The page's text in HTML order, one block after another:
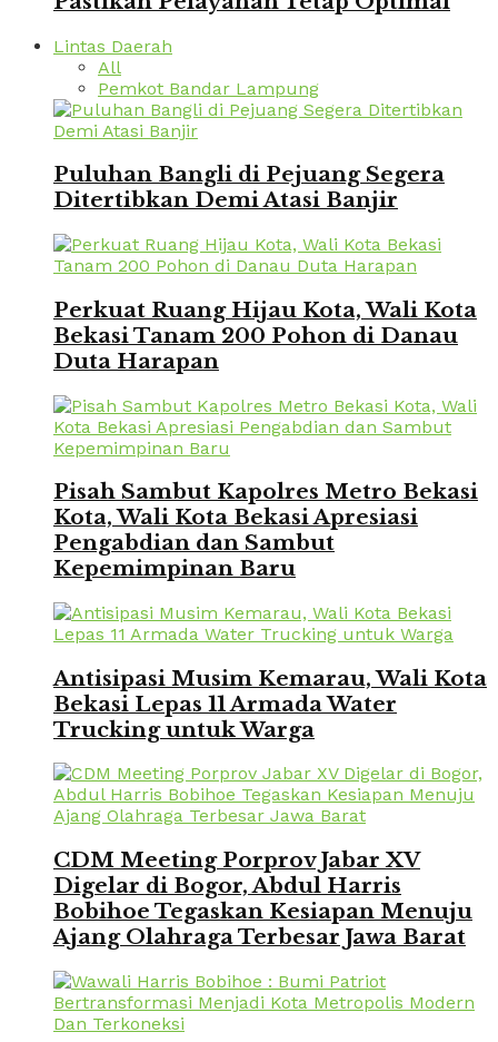
Lintas Daerah
All
Pemkot Bandar Lampung
Puluhan Bangli di Pejuang Segera
Ditertibkan Demi Atasi Banjir
Perkuat Ruang Hijau Kota, Wali Kota
Bekasi Tanam 200 Pohon di Danau
Duta Harapan
Pisah Sambut Kapolres Metro Bekasi
Kota, Wali Kota Bekasi Apresiasi
Pengabdian dan Sambut
Kepemimpinan Baru
Antisipasi Musim Kemarau, Wali Kota
Bekasi Lepas 11 Armada Water
Trucking untuk Warga
CDM Meeting Porprov Jabar XV
Digelar di Bogor, Abdul Harris
Bobihoe Tegaskan Kesiapan Menuju
Ajang Olahraga Terbesar Jawa Barat